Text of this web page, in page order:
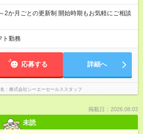
30分～8時間／休憩1時間※週3日～勤務相談
2か月ごとの更新制 開始時期もお気軽にご相談
ト勤務
応募する 詳細へ
株式会社シーエーセールススタッフ
掲載日：2026.08.03
未読